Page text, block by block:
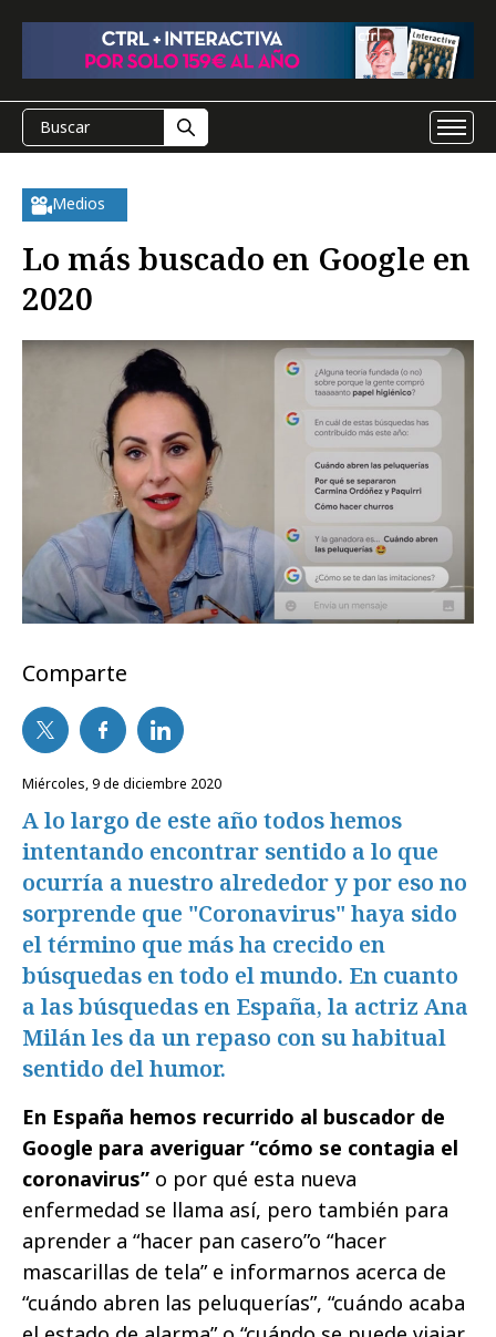
Medios
Lo más buscado en Google en
2020
Comparte
miércoles, 9 de diciembre 2020
A lo largo de este año todos hemos
intentando encontrar sentido a lo que
ocurría a nuestro alrededor y por eso no
sorprende que "Coronavirus" haya sido
el término que más ha crecido en
búsquedas en todo el mundo. En cuanto
a las búsquedas en España, la actriz Ana
Milán les da un repaso con su habitual
sentido del humor.
En España hemos recurrido al buscador de
Google para averiguar “cómo se contagia el
coronavirus” o por qué esta nueva
enfermedad se llama así, pero también para
aprender a “hacer pan casero”o “hacer
mascarillas de tela” e informarnos acerca de
“cuándo abren las peluquerías”, “cuándo acaba